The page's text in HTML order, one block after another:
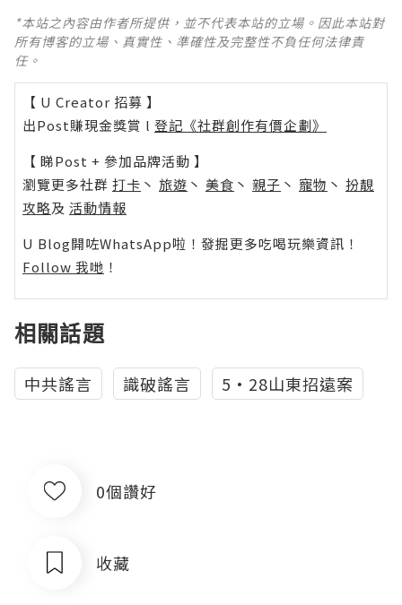
*本站之內容由作者所提供，並不代表本站的立場。因此本站對
所有博客的立場、真實性、準確性及完整性不負任何法律責
任。
【 U Creator 招募 】
出Post賺現金獎賞 l 登記《社群創作有價企劃》
【 睇Post + 參加品牌活動 】
瀏覽更多社群 打卡 丶 旅遊 丶 美食 丶 親子 丶 寵物 丶 扮靚
攻略及 活動情報
U Blog開咗WhatsApp啦！發掘更多吃喝玩樂資訊！
Follow 我哋 ！
相關話題
中共謠言 識破謠言 5·28山東招遠案
0個讚好
收藏